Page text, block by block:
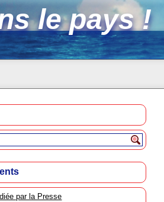
le pays !
par la Presse